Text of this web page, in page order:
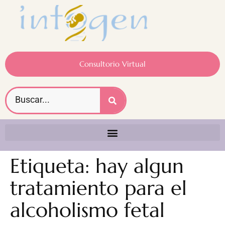
Consultorio Virtual
Etiqueta: hay algun
tratamiento para el
alcoholismo fetal